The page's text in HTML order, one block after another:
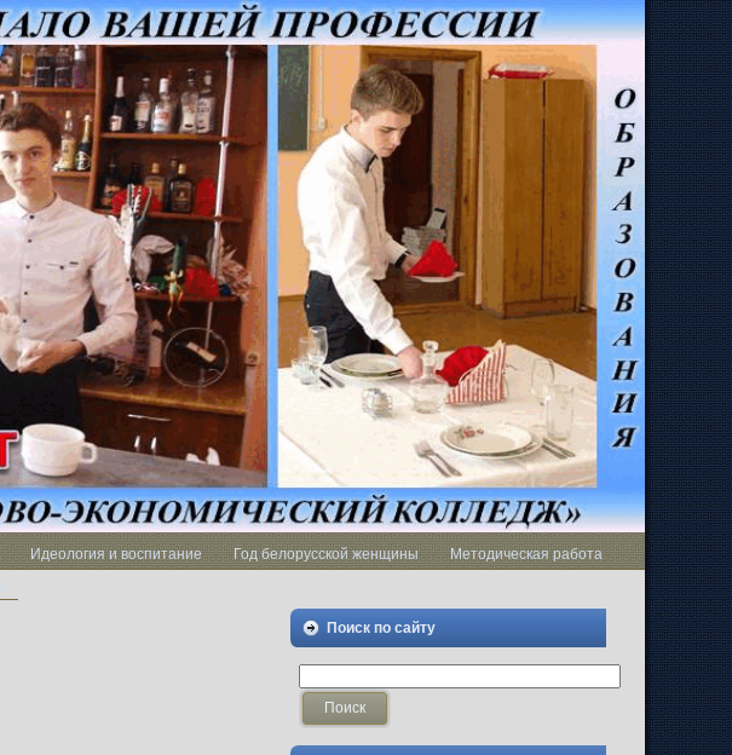
Идеология и воспитание Год белорусской женщины
Методическая работа
Поиск по сайту